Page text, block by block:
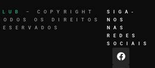
– COPYRIGHT
OS DIREITOS
SIGA-
NOS
NAS
REDES
SOCIAIS